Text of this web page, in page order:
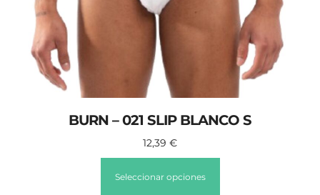
BURN – 021 SLIP BLANCO S
12,39 €
Seleccionar opciones